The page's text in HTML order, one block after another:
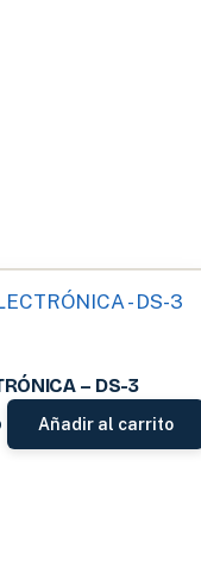
– DS-3
Añadir al carrito